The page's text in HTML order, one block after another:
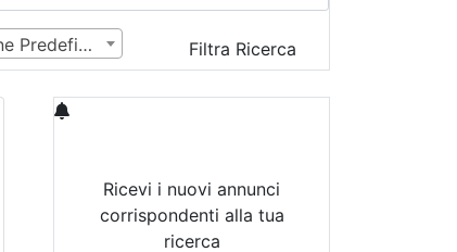
Ordine Predefinito Filtra Ricerca
Ricevi i nuovi annunci
corrispondenti alla tua
ricerca